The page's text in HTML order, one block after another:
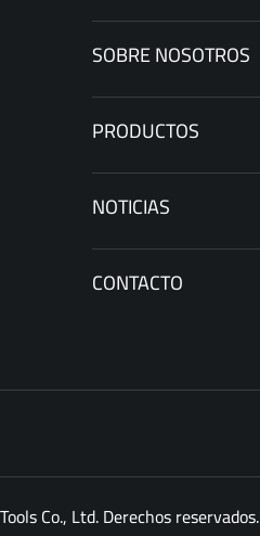
SOBRE NOSOTROS
PRODUCTOS
NOTICIAS
CONTACTO
Co., Ltd. Derechos reservados.